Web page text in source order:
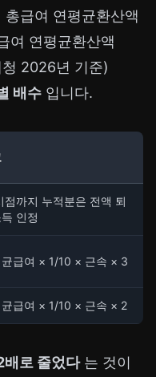
총급여 연평균환산액
여 연평균환산액
2026년 기준)
배수 입니다.
점까지 누적분은 전액 퇴
인정
균급여 × 1/10 × 근속 × 3
균급여 × 1/10 × 근속 × 2
배로 줄었다는 것이